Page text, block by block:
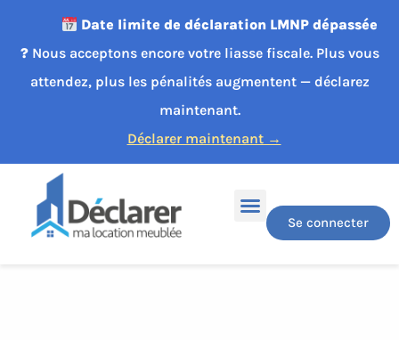
Date limite de déclaration LMNP dépassée
? Nous acceptons encore votre liasse fiscale. Plus vous
attendez, plus les pénalités augmentent — déclarez
maintenant.
Déclarer maintenant →
Se connecter